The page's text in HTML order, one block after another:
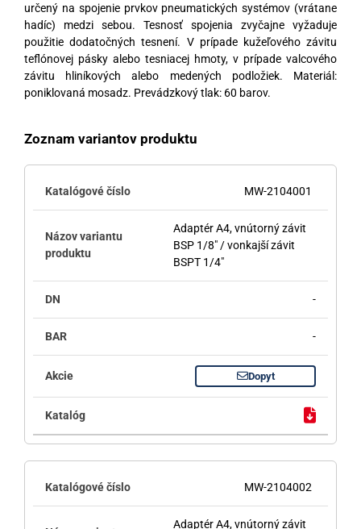
určený na spojenie prvkov pneumatických systémov (vrátane
hadíc) medzi sebou. Tesnosť spojenia zvyčajne vyžaduje
použitie dodatočných tesnení. V prípade kužeľového závitu
teflónovej pásky alebo tesniacej hmoty, v prípade valcového
závitu hliníkových alebo medených podložiek. Materiál:
poniklovaná mosadz. Prevádzkový tlak: 60 barov.
Zoznam variantov produktu
MW-2104001
Adaptér A4, vnútorný závit
BSP 1/8" / vonkajší závit
BSPT 1/4"
-
-
Dopyt
MW-2104002
Adaptér A4, vnútorný závit